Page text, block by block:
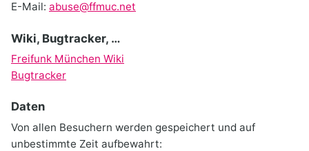
E-Mail: abuse@ffmuc.net
Wiki, Bugtracker, …
Freifunk München Wiki
Bugtracker
Daten
Von allen Besuchern werden gespeichert und auf
unbestimmte Zeit aufbewahrt: